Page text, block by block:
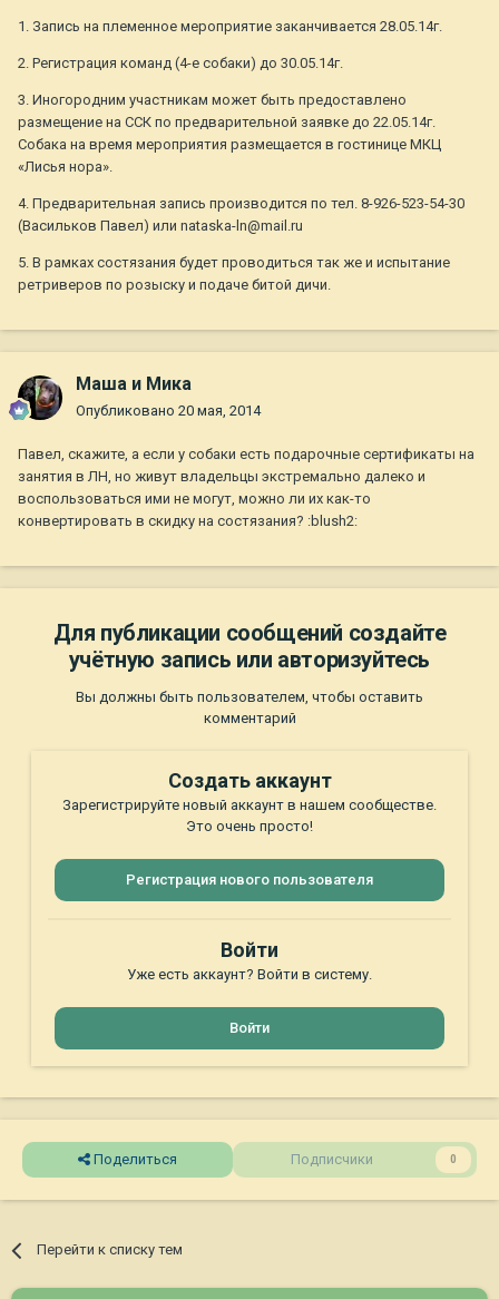
1. Запись на племенное мероприятие заканчивается 28.05.14г.
2. Регистрация команд (4-е собаки) до 30.05.14г.
3. Иногородним участникам может быть предоставлено
размещение на ССК по предварительной заявке до 22.05.14г.
Собака на время мероприятия размещается в гостинице МКЦ
«Лисья нора».
4. Предварительная запись производится по тел. 8-926-523-54-30
(Васильков Павел) или nataska-ln@mail.ru
5. В рамках состязания будет проводиться так же и испытание
ретриверов по розыску и подаче битой дичи.
Маша и Мика
Опубликовано 20 мая, 2014
Павел, скажите, а если у собаки есть подарочные сертификаты на
занятия в ЛН, но живут владельцы экстремально далеко и
воспользоваться ими не могут, можно ли их как-то
конвертировать в скидку на состязания? :blush2:
Для публикации сообщений создайте
учётную запись или авторизуйтесь
Вы должны быть пользователем, чтобы оставить
комментарий
Создать аккаунт
Зарегистрируйте новый аккаунт в нашем сообществе.
Это очень просто!
Регистрация нового пользователя
Войти
Уже есть аккаунт? Войти в систему.
Войти
Поделиться Подписчики 0
Перейти к списку тем